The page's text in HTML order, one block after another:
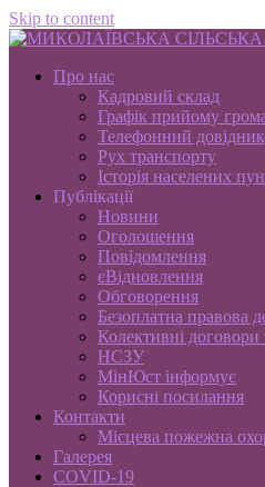
Skip to content
Про нас
Кадровий склад
Графік прийому
Телефонний довідник
Рух транспорту
Історія населених
Публікації
Новини
Оголошення
Повідомлення
єВідновлення
Обговорення
Безоплатна правова
Колективні договори
НСЗУ
МінЮст інформує
Корисні посилання
Контакти
Місцева пожежна
Галерея
COVID-19